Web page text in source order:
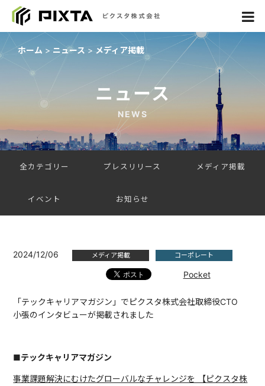
ホーム ニュース メディア掲載
ニュース
NEWS
全カテゴリー プレスリリース メディア掲載
イベント お知らせ
2024/12/06 メディア掲載 コーポレート
Pocket
「テックキャリアマガジン」でピクスタ株式会社取締役CTO
小張のインタビューが掲載されました
■テックキャリアマガジン
事業課題解決にむけたグローバルなチャレンジを 【ピクスタ株